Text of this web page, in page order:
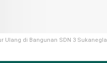
Ulang di Bangunan SDN 3 Sukanegla.